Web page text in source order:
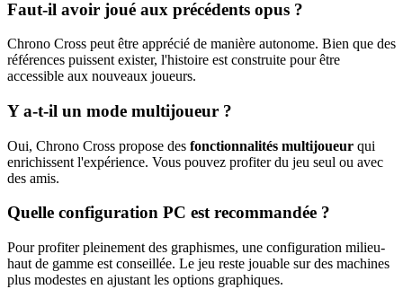
Faut-il avoir joué aux précédents opus ?
Chrono Cross peut être apprécié de manière autonome. Bien que des
références puissent exister, l'histoire est construite pour être
accessible aux nouveaux joueurs.
Y a-t-il un mode multijoueur ?
Oui, Chrono Cross propose des fonctionnalités multijoueur qui
enrichissent l'expérience. Vous pouvez profiter du jeu seul ou avec
des amis.
Quelle configuration PC est recommandée ?
Pour profiter pleinement des graphismes, une configuration milieu-
haut de gamme est conseillée. Le jeu reste jouable sur des machines
plus modestes en ajustant les options graphiques.